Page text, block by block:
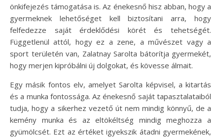
önkifejezés támogatása is. Az énekesnő hisz abban, hogy a
gyermeknek lehetőséget kell biztosítani arra, hogy
felfedezze saját érdeklődési körét és tehetségét.
Függetlenül attól, hogy ez a zene, a művészet vagy a
sport területén van, Zalatnay Sarolta bátorítja gyermekét,
hogy merjen kipróbálni új dolgokat, és kövesse álmait.
Egy másik fontos elv, amelyet Sarolta képvisel, a kitartás
és a munka fontossága. Az énekesnő saját tapasztalataiból
tudja, hogy a sikerhez vezető út nem mindig könnyű, de a
kemény munka és az eltökéltség mindig meghozza a
gyümölcsét. Ezt az értéket igyekszik átadni gyermekének,